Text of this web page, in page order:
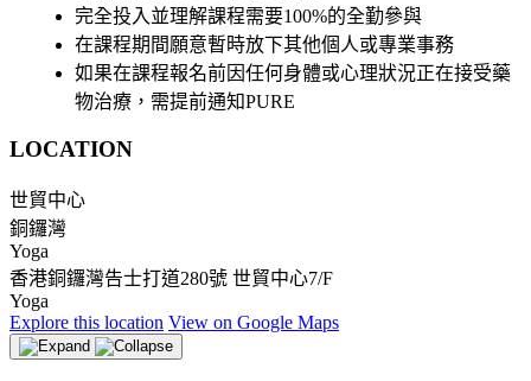
完全投入並理解課程需要100%的全勤參與
在課程期間願意暫時放下其他個人或專業事務
如果在課程報名前因任何身體或心理狀況正在接受藥
物治療，需提前通知PURE
LOCATION
世貿中心
銅鑼灣
Yoga
香港銅鑼灣告士打道280號 世貿中心7/F
Yoga
Explore this location View on Google Maps